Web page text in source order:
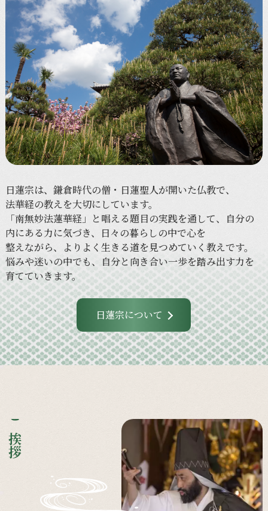
日蓮宗は、 鎌倉時代の僧・日蓮聖人が開いた仏教で、
法華経の教えを大切にしています。
「南無妙法蓮華経」と唱える題目の実践を通して、
自分の
内にある力に気づき、 日々の暮らしの中で心を
整えながら、
より よく 生きる道を見つめていく 教えです。
悩みや迷いの中でも、 自分と向き合い一歩を踏み出す力を
育てていきます。
日蓮宗について
ご挨拶